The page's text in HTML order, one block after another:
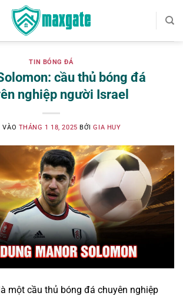
TIN BÓNG ĐÁ
cầu thủ bóng đá
nghiệp người Israel
VÀO THÁNG 1 18, 2025 BỞIGIA HUY
một cầu thủ bóng đá chuyên nghiệp